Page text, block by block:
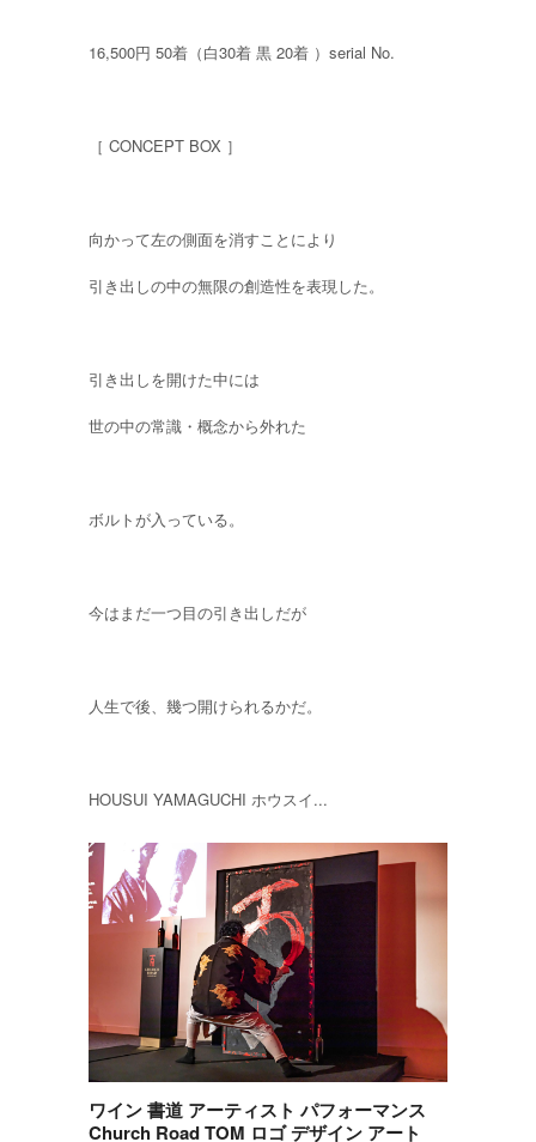
16,500円 50着（白30着 黒 20着 ）serial No.
［ CONCEPT BOX ］
向かって左の側面を消すことにより
引き出しの中の無限の創造性を表現した。
引き出しを開けた中には
世の中の常識・概念から外れた
ボルトが入っている。
今はまだ一つ目の引き出しだが
人生で後、幾つ開けられるかだ。
HOUSUI YAMAGUCHI ホウスイ...
ワイン 書道 アーティスト パフォーマンス
Church Road TOM ロゴ デザイン アート